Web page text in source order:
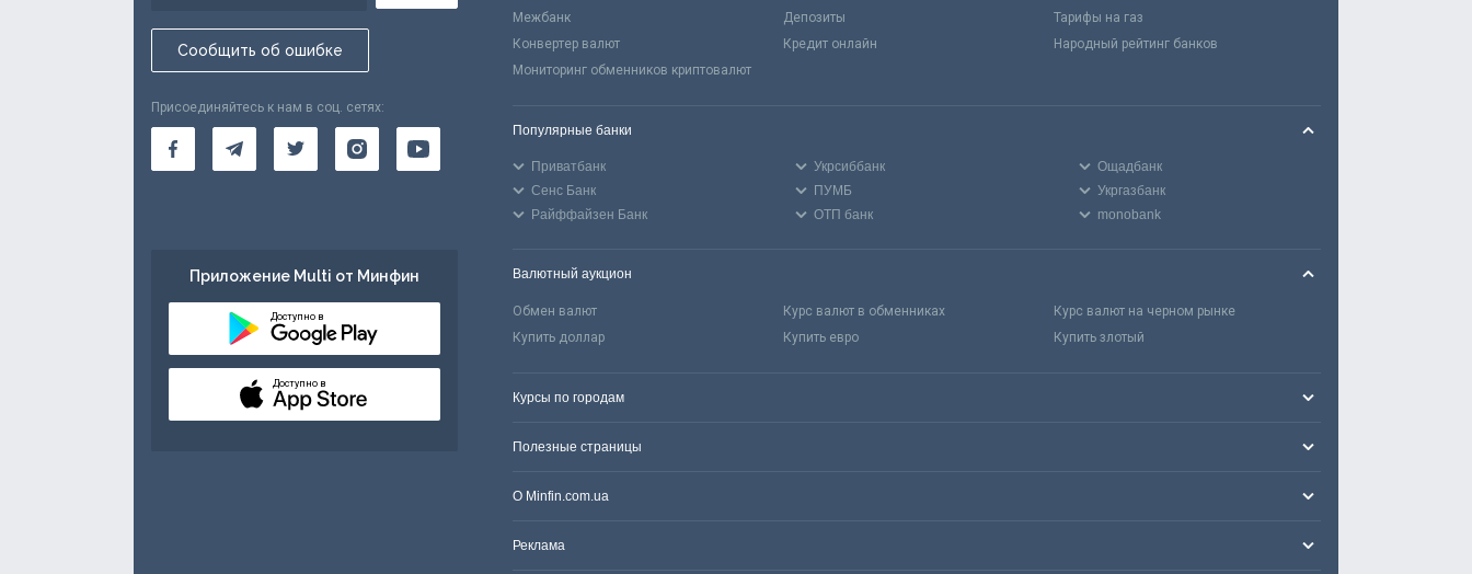
Сообщить об ошибке
Присоединяйтесь к нам в соц. сетях:
Приложение Multi от Минфин
Доступно в
Доступно в
Межбанк
Депозиты
Тарифы на газ
Конвертер валют
Кредит онлайн
Народный рейтинг банков
Мониторинг обменников криптовалют
Популярные банки
Приватбанк Укрсиббанк
Ощадбанк
Сенс Банк
ПУМБ
Укргазбанк
Райффайзен Банк
ОТП банк monobank
Валютный аукцион
Обмен валют Курс валют в обменниках
Курс валют на черном рынке
Купить доллар
Купить евро Купить злотый
Курсы по городам
Полезные страницы
О Minfin.com.ua
Реклама